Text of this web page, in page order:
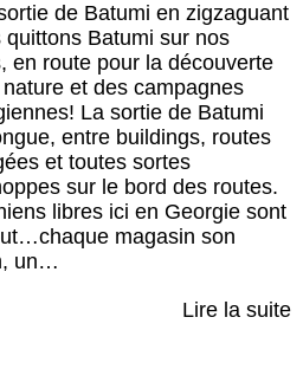
de Batumi en zigzaguant
quittons Batumi sur nos
en route pour la découverte
et des campagnes
La sortie de Batumi
entre buildings, routes
et toutes sortes
sur le bord des routes.
libres ici en Georgie sont
magasin son
un…
Lire la suite